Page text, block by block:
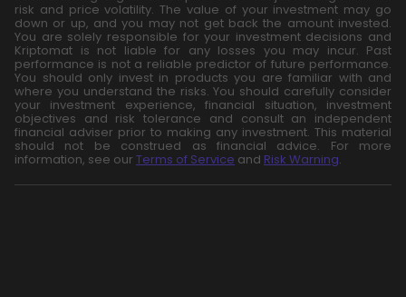
risk and price volatility. The value of your investment may go
down or up, and you may not get back the amount invested.
You are solely responsible for your investment decisions and
Kriptomat is not liable for any losses you may incur. Past
performance is not a reliable predictor of future performance.
You should only invest in products you are familiar with and
where you understand the risks. You should carefully consider
your investment experience, financial situation, investment
objectives and risk tolerance and consult an independent
financial adviser prior to making any investment. This material
should not be construed as financial advice. For more
information, see our Terms of Service and Risk Warning.